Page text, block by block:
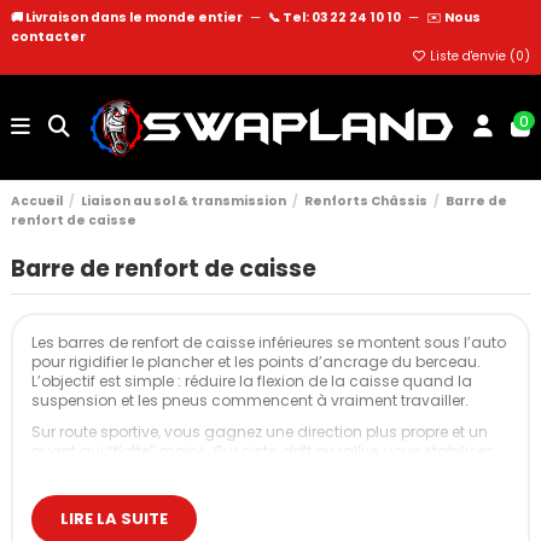
🚚 Livraison dans le monde entier — 📞 Tel: 03 22 24 10 10 — ✉️ Nous
contacter
Liste d'envie (0)
0
Accueil Liaison au sol & transmission Renforts Châssis
Barre de
renfort de caisse
Barre de renfort de caisse
Les barres de renfort de caisse inférieures se montent sous l’auto
pour rigidifier le plancher et les points d’ancrage du berceau.
L’objectif est simple : réduire la flexion de la caisse quand la
suspension et les pneus commencent à vraiment travailler.
Sur route sportive, vous gagnez une direction plus propre et un
Nos barres de renfort de caisse
LIRE LA SUITE